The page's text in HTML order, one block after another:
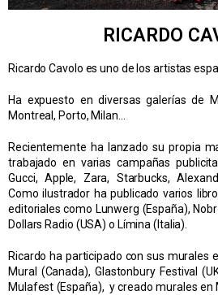
RICARDO
Ricardo Cavolo es uno de los artistas
Ha expuesto en diversas galerías de
Montreal, Porto, Milan…
Recientemente ha lanzado su propia
trabajado en varias campañas
Gucci, Apple, Zara, Starbucks,
Como ilustrador ha publicado varios
editoriales como Lunwerg (España),
Dollars Radio (USA) o Límina (Italia).
Ricardo ha participado con sus murales
Mural (Canada), Glastonbury Festival
Mulafest (España), y creado murales en